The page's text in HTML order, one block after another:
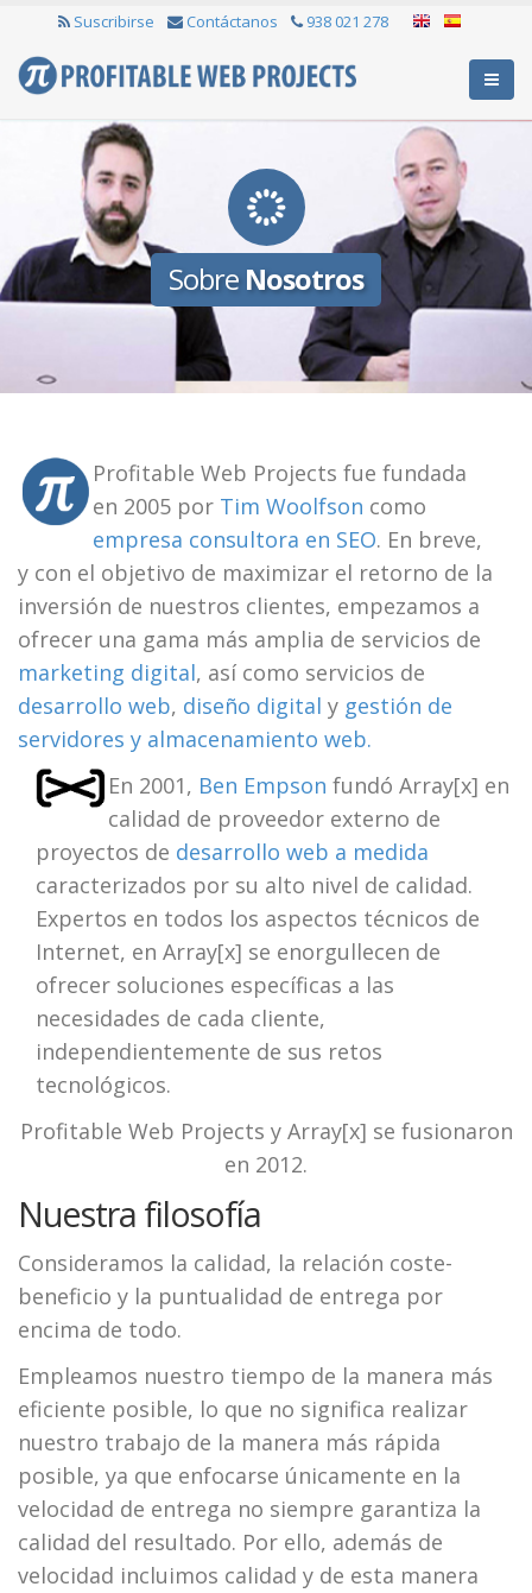
Suscribirse Contáctanos 938 021 278
Sobre Nosotros
Profitable Web Projects fue fundada
en 2005 por Tim Woolfson como
empresa consultora en SEO. En breve,
y con el objetivo de maximizar el retorno de la
inversión de nuestros clientes, empezamos a
ofrecer una gama más amplia de servicios de
marketing digital, así como servicios de
desarrollo web, diseño digital y gestión de
servidores y almacenamiento web.
En 2001, Ben Empson fundó Array[x] en
calidad de proveedor externo de
proyectos de desarrollo web a medida
caracterizados por su alto nivel de calidad.
Expertos en todos los aspectos técnicos de
Internet, en Array[x] se enorgullecen de
ofrecer soluciones específicas a las
necesidades de cada cliente,
independientemente de sus retos
tecnológicos.
Profitable Web Projects y Array[x] se fusionaron
en 2012.
Nuestra filosofía
Consideramos la calidad, la relación coste-
beneficio y la puntualidad de entrega por
encima de todo.
Empleamos nuestro tiempo de la manera más
eficiente posible, lo que no significa realizar
nuestro trabajo de la manera más rápida
posible, ya que enfocarse únicamente en la
velocidad de entrega no siempre garantiza la
calidad del resultado. Por ello, además de
velocidad incluimos calidad y de esta manera